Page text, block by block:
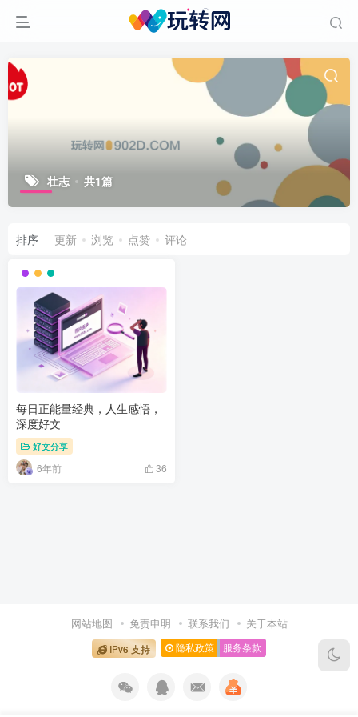
壮志 共1篇
排序 更新 浏览 点赞 评论
每日正能量经典，人生感悟，
深度好文
好文分享
6年前 36
网站地图 免责申明 联系我们 关于本站
IPv6 支持 隐私政策 服务条款